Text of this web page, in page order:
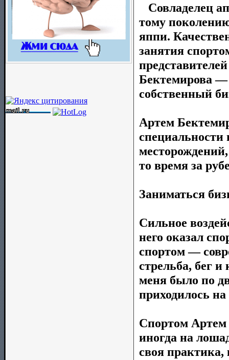
Совладелец
тому
яппи.
занятия
Бектемирова —
собственный
Артем
то время за
Заниматься
Сильное
него оказал
спортом —
стрельба, бег
меня было по
приходилось на
Спортом Артем
иногда на
своя практика,